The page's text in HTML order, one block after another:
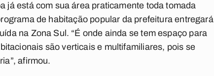
já está com sua área praticamente toda tomada
de habitação popular da prefeitura entregará
na Zona Sul. “É onde ainda se tem espaço para
são verticais e multifamiliares, pois se
afirmou.